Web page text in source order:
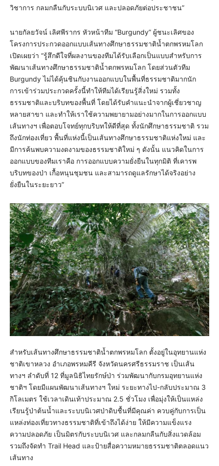
วิชาการ กลมกลืนกับระบบนิเวศ และปลอดภัยต่อประชาชน”
นายกัลยวัจน์ เลิศพีรากร หัวหน้าทีม “Burgundy” ผู้ชนะเลิศของ
โครงการประกวดออกแบบเส้นทางศึกษาธรรมชาติน้ำตกพรหมโลก
เปิดเผยว่า “รู้สึกดีใจที่ผลงานของทีมได้รับเลือกเป็นแบบสำหรับการ
พัฒนาเส้นทางศึกษาธรรมชาติน้ำตกพรหมโลก โดยส่วนตัวทีม
Burgundy ไม่ได้คุ้นชินกับงานออกแบบในพื้นที่ธรรมชาติมากนัก
การเข้าร่วมประกวดครั้งนี้ทำให้ทีมได้เรียนรู้สิ่งใหม่ รวมทั้ง
ธรรมชาติและบริบทของพื้นที่ โดยได้รับคำแนะนำจากผู้เชี่ยวชาญ
หลายสาขา และทำให้เราใช้ความพยายามอย่างมากในการออกแบบ
เส้นทางฯ เพื่อตอบโจทย์ทุกบริบทให้ดีที่สุด ทั้งนักศึกษาธรรมชาติ รวม
ถึงนักท่องเที่ยว พื้นที่แห่งนี้เป็นเส้นทางศึกษาธรรมชาติแห่งใหม่ และ
มีการค้นพบความงดงามของธรรมชาติใหม่ ๆ ดังนั้น แนวคิดในการ
ออกแบบของทีมเราคือ การออกแบบความยั่งยืนในทุกมิติ ที่เคารพ
บริบทของป่า เกื้อหนุนชุมชน และสามารถดูแลรักษาได้จริงอย่าง
ยั่งยืนในระยะยาว”
สำหรับเส้นทางศึกษาธรรมชาติน้ำตกพรหมโลก ตั้งอยู่ในอุทยานแห่ง
ชาติเขาหลวง อำเภอพรหมคีรี จังหวัดนครศรีธรรมราช เป็นเส้น
ทางฯ ลำดับที่ 12 ที่มูลนิธิไทยรักษ์ป่า ร่วมพัฒนากับกรมอุทยานแห่ง
ชาติฯ โดยมีแผนพัฒนาเส้นทางฯ ใหม่ ระยะทางไป-กลับประมาณ 3
กิโลเมตร ใช้เวลาเดินเท้าประมาณ 2.5 ชั่วโมง เพื่อมุ่งให้เป็นแหล่ง
เรียนรู้ป่าต้นน้ำและระบบนิเวศป่าดิบชื้นที่มีคุณค่า ควบคู่กับการเป็น
แหล่งท่องเที่ยวทางธรรมชาติที่เข้าถึงได้ง่าย ให้มีความแข็งแรง
ความปลอดภัย เป็นมิตรกับระบบนิเวศ และกลมกลืนกับสิ่งแวดล้อม
รวมถึงจัดทำ Trail Head และป้ายสื่อความหมายธรรมชาติตลอดแนว
เส้นทาง